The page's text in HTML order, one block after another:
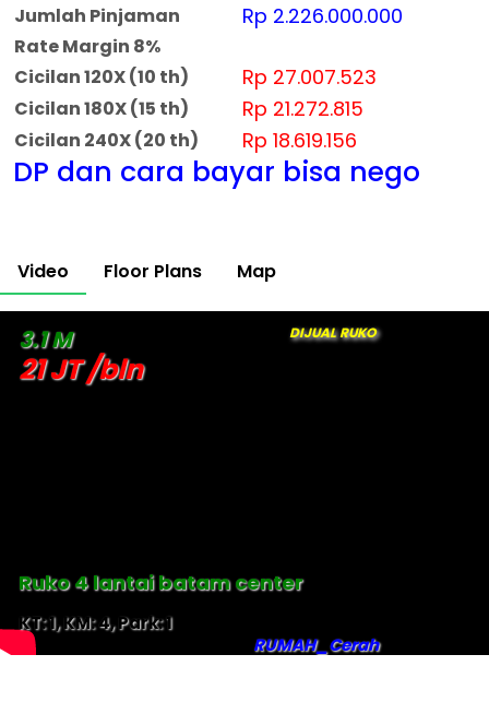
Jumlah Pinjaman Rp 2.226.000.000
Rate Margin 8%
Cicilan 120X (10 th)
Rp 27.007.523
Cicilan 180X (15 th) Rp 21.272.815
Cicilan 240X (20 th) Rp 18.619.156
DP dan cara bayar bisa nego
Video Floor Plans Map
3.1 M DIJUAL RUKO
21 JT /bln
Ruko 4 lantai batam center
KT: 1, KM: 4, Park: 1
RUMAH_Cerah